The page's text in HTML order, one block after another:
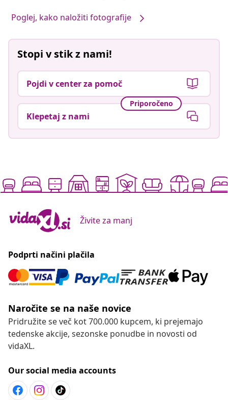
Poglej, kako naložiti fotografije
Stopi v stik z nami!
Pojdi v center za pomoč
Priporočeno
Klepetaj z nami
Živite za manj
Podprti načini plačila
Naročite se na naše novice
Pridružite se več kot 700.000 kupcem, ki prejemajo
tedenske akcije, sezonske ponudbe in novosti od
vidaXL.
Our social media accounts